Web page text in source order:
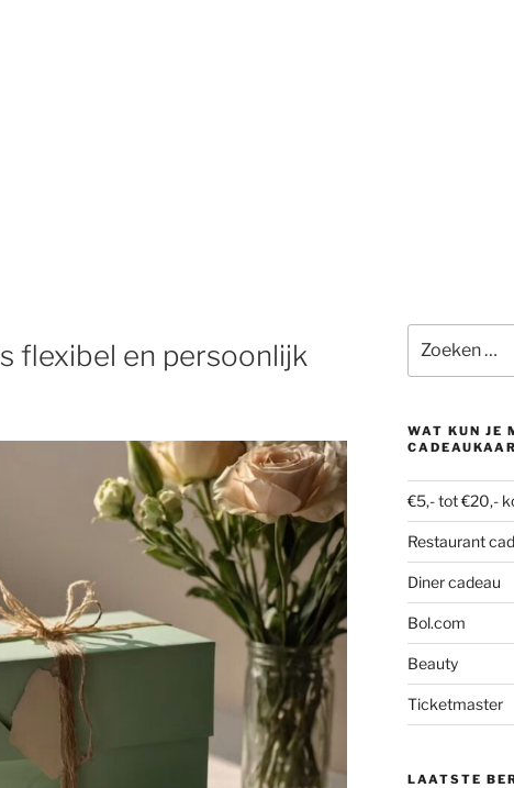
flexibel en persoonlijk
naar:
WAT KUN JE
€5,- tot €20,-
Restaurant
Diner cadeau
Bol.com
Beauty
Ticketmaster
LAATSTE